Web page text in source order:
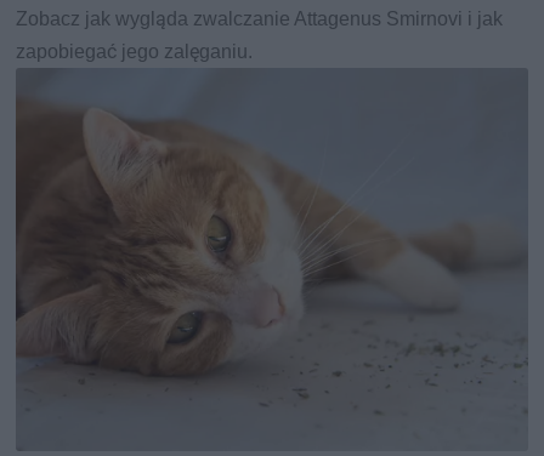
Zobacz jak wygląda zwalczanie Attagenus Smirnovi i jak
zapobiegać jego zalęganiu.